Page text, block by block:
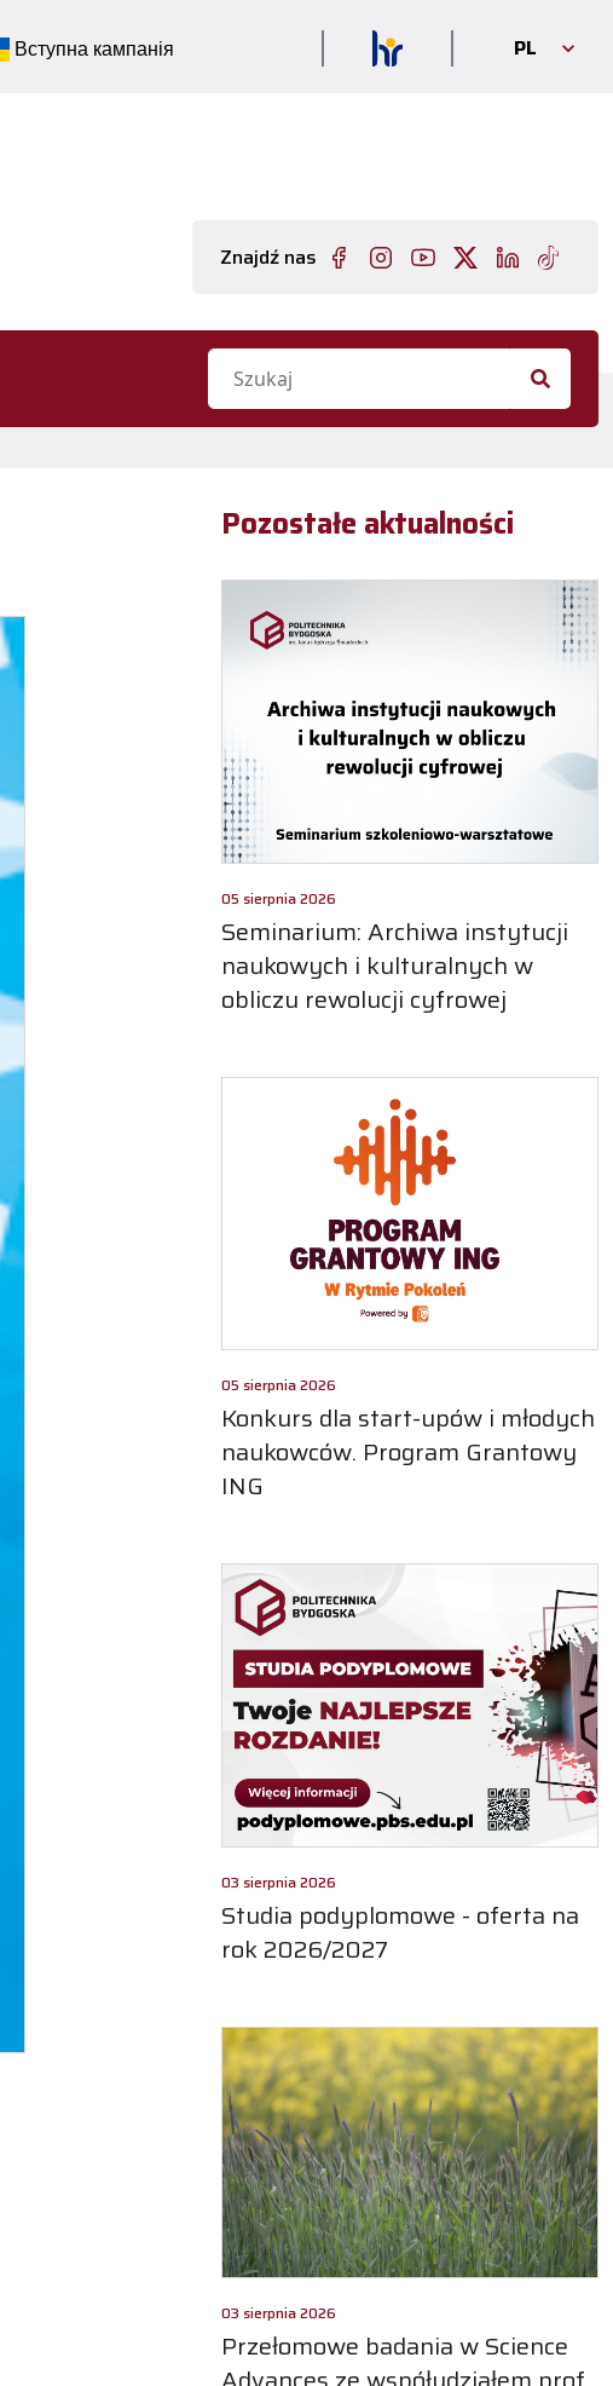
Вступна кампанія PL
Znajdź nas
Pozostałe aktualności
05 sierpnia 2026
Seminarium: Archiwa instytucji
naukowych i kulturalnych w
obliczu rewolucji cyfrowej
05 sierpnia 2026
Konkurs dla start-upów i młodych
naukowców. Program Grantowy
ING
03 sierpnia 2026
Studia podyplomowe - oferta na
rok 2026/2027
03 sierpnia 2026
Przełomowe badania w Science